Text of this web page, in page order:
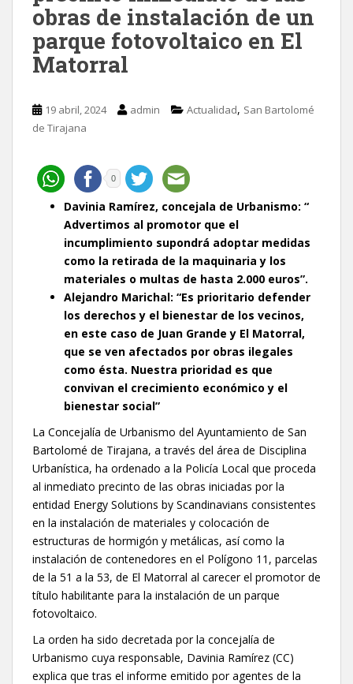
obras de instalación de un
parque fotovoltaico en El
Matorral
19 abril, 2024 admin Actualidad, San Bartolomé
de Tirajana
0
Davinia Ramírez, concejala de Urbanismo: “
Advertimos al promotor que el
incumplimiento supondrá adoptar medidas
como la retirada de la maquinaria y los
materiales o multas de hasta 2.000 euros”.
Alejandro Marichal: “Es prioritario defender
los derechos y el bienestar de los vecinos,
en este caso de Juan Grande y El Matorral,
que se ven afectados por obras ilegales
como ésta. Nuestra prioridad es que
convivan el crecimiento económico y el
bienestar social”
La Concejalía de Urbanismo del Ayuntamiento de San
Bartolomé de Tirajana, a través del área de Disciplina
Urbanística, ha ordenado a la Policía Local que proceda
al inmediato precinto de las obras iniciadas por la
entidad Energy Solutions by Scandinavians consistentes
en la instalación de materiales y colocación de
estructuras de hormigón y metálicas, así como la
instalación de contenedores en el Polígono 11, parcelas
de la 51 a la 53, de El Matorral al carecer el promotor de
título habilitante para la instalación de un parque
fotovoltaico.
La orden ha sido decretada por la concejalía de
Urbanismo cuya responsable, Davinia Ramírez (CC)
explica que tras el informe emitido por agentes de la